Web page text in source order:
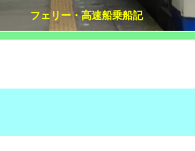
フェリー・高速船乗船記